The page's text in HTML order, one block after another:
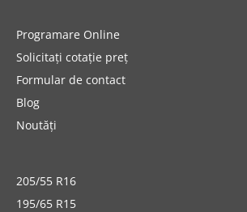
Programare Online
Solicitați cotație preț
Formular de contact
Blog
Noutăți
205/55 R16
195/65 R15